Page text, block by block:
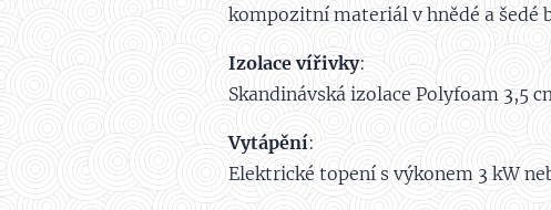
kompozitní materiál v hnědé a šedé
Izolace vířivky:
Skandinávská izolace Polyfoam 3,5
Vytápění:
Elektrické topení s výkonem 3 kW